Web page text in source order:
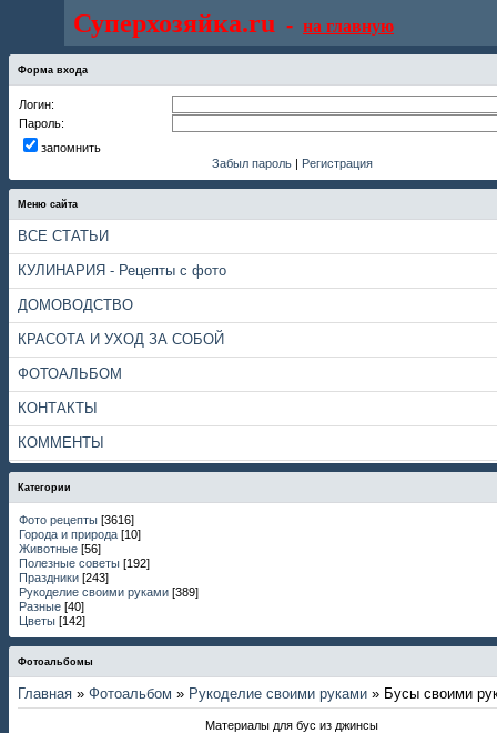
Суперхозяйка.ru - на главную
Форма входа
Логин:
Пароль:
запомнить
Забыл пароль | Регистрация
Меню сайта
ВСЕ СТАТЬИ
КУЛИНАРИЯ - Рецепты с фото
ДОМОВОДСТВО
КРАСОТА И УХОД ЗА СОБОЙ
ФОТОАЛЬБОМ
КОНТАКТЫ
КОММЕНТЫ
Категории
Фото рецепты [3616]
Города и природа [10]
Животные [56]
Полезные советы [192]
Праздники [243]
Рукоделие своими руками [389]
Разные [40]
Цветы [142]
Фотоальбомы
Главная » Фотоальбом » Рукоделие своими руками » Бусы своими
Материалы для бус из джинсы